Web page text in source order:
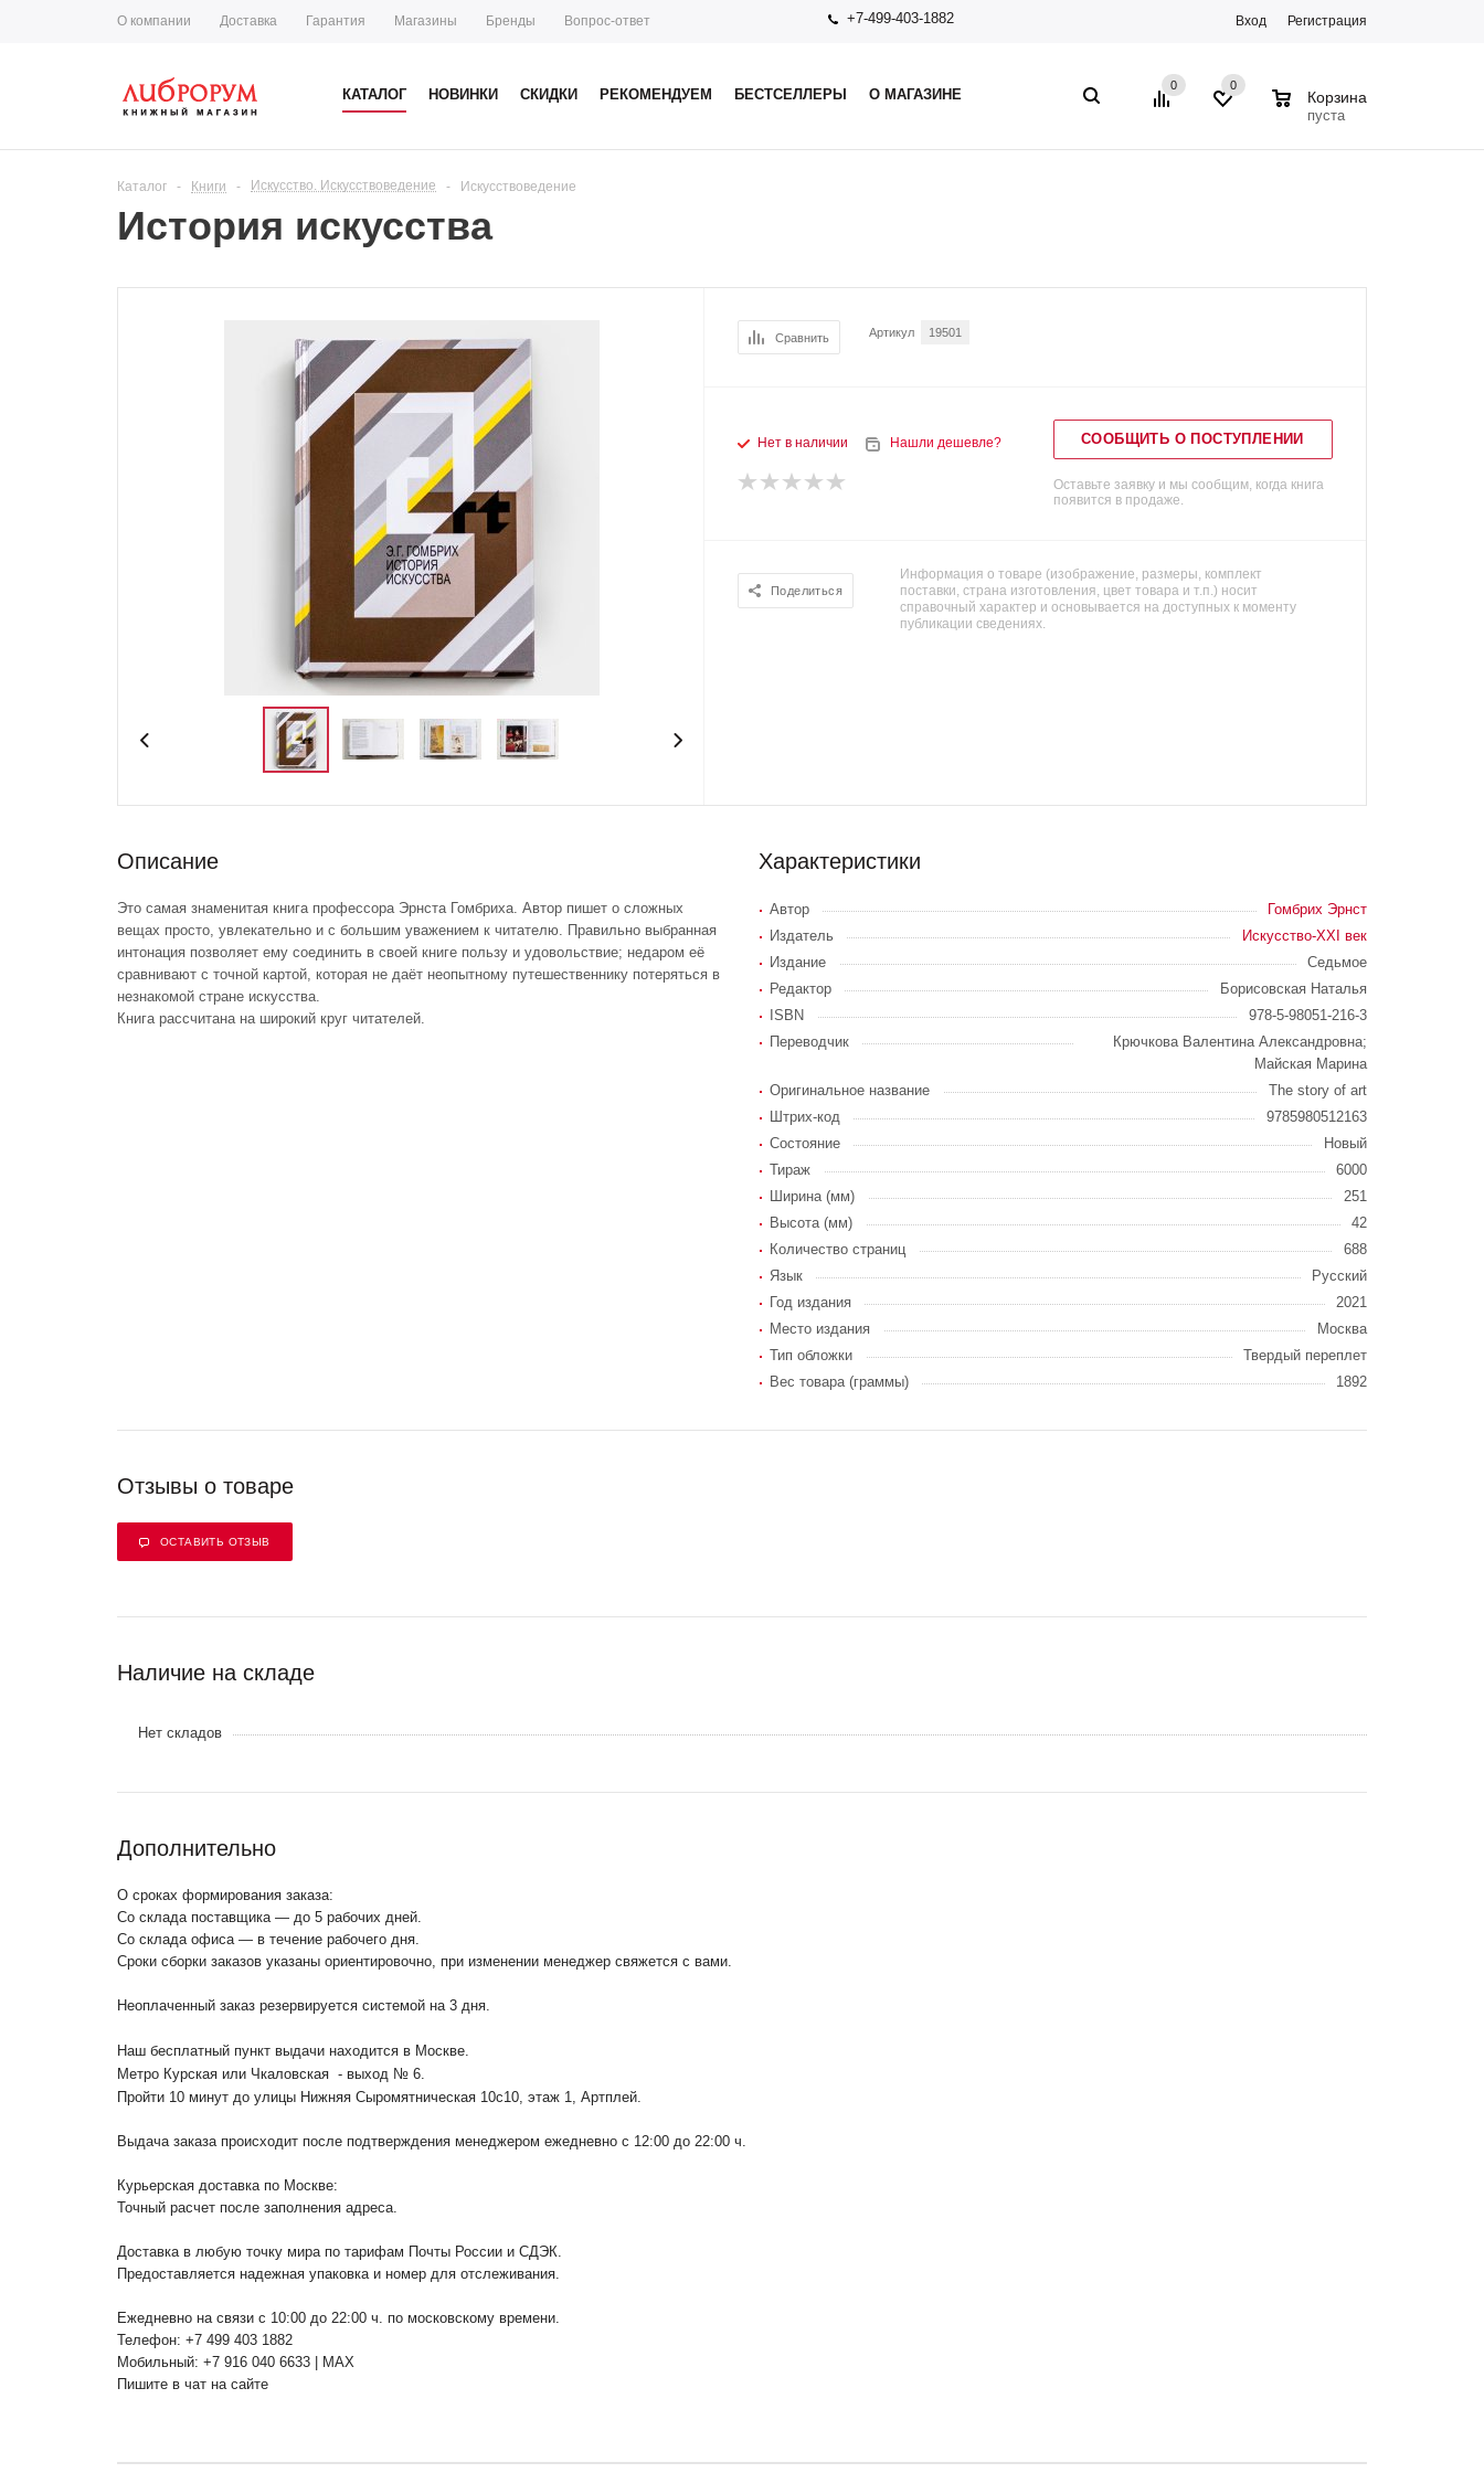
О компании Доставка Гарантия Магазины Бренды Вопрос-ответ +7-499-403-1882 Вход Регистрация
КАТАЛОГ НОВИНКИ СКИДКИ РЕКОМЕНДУЕМ БЕСТСЕЛЛЕРЫ О МАГАЗИНЕ
0 0
Корзина
пуста
Каталог - Книги - Искусство. Искусствоведение - Искусствоведение
История искусства
Сравнить Артикул 19501
Нет в наличии Нашли дешевле? СООБЩИТЬ О ПОСТУПЛЕНИИ
Оставьте заявку и мы сообщим, когда книга
появится в продаже.
Поделиться
Информация о товаре (изображение, размеры, комплект
поставки, страна изготовления, цвет товара и т.п.) носит
справочный характер и основывается на доступных к моменту
публикации сведениях.
Описание
Это самая знаменитая книга профессора Эрнста Гомбриха. Автор пишет о сложных
вещах просто, увлекательно и с большим уважением к читателю. Правильно выбранная
интонация позволяет ему соединить в своей книге пользу и удовольствие; недаром её
сравнивают с точной картой, которая не даёт неопытному путешественнику потеряться в
незнакомой стране искусства.
Книга рассчитана на широкий круг читателей.
Характеристики
Автор
Гомбрих Эрнст
Издатель
Искусство-XXI век
Издание
Седьмое
Редактор
Борисовская Наталья
ISBN
978-5-98051-216-3
Переводчик
Крючкова Валентина Александровна;
Майская Марина
Оригинальное название
The story of art
Штрих-код
9785980512163
Состояние
Новый
Тираж
6000
Ширина (мм)
251
Высота (мм)
42
Количество страниц
688
Язык
Русский
Год издания
2021
Место издания
Москва
Тип обложки
Твердый переплет
Вес товара (граммы)
1892
Отзывы о товаре
ОСТАВИТЬ ОТЗЫВ
Наличие на складе
Нет складов
Дополнительно
О сроках формирования заказа:
Со склада поставщика — до 5 рабочих дней.
Со склада офиса — в течение рабочего дня.
Сроки сборки заказов указаны ориентировочно, при изменении менеджер свяжется с вами.
Неоплаченный заказ резервируется системой на 3 дня.
Наш бесплатный пункт выдачи находится в Москве.
Метро Курская или Чкаловская - выход № 6.
Пройти 10 минут до улицы Нижняя Сыромятническая 10с10 , этаж 1, Артплей.
Выдача заказа происходит после подтверждения менеджером ежедневно с 12:00 до 22:00 ч.
Курьерская доставка по Москве:
Точный расчет после заполнения адреса.
Доставка в любую точку мира по тарифам Почты России и СДЭК.
Предоставляется надежная упаковка и номер для отслеживания.
Ежедневно на связи с 10:00 до 22:00 ч. по московскому времени.
Телефон: +7 499 403 1882
Мобильный: +7 916 040 6633 | MAX
Пишите в чат на сайте